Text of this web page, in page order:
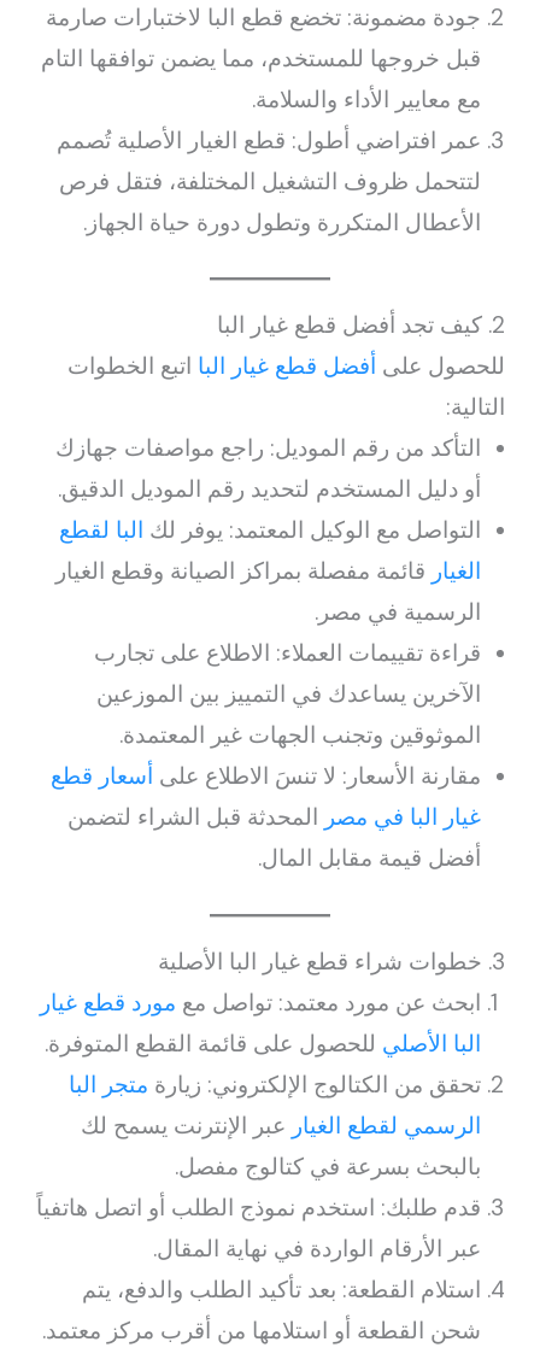
جودة مضمونة: تخضع قطع البا لاختبارات صارمة
قبل خروجها للمستخدم، مما يضمن توافقها التام
مع معايير الأداء والسلامة.
عمر افتراضي أطول: قطع الغيار الأصلية تُصمم
لتتحمل ظروف التشغيل المختلفة، فتقل فرص
الأعطال المتكررة وتطول دورة حياة الجهاز.
2. كيف تجد أفضل قطع غيار البا
للحصول على أفضل قطع غيار البا اتبع الخطوات
التالية:
التأكد من رقم الموديل: راجع مواصفات جهازك
أو دليل المستخدم لتحديد رقم الموديل الدقيق.
التواصل مع الوكيل المعتمد: يوفر لك البا لقطع
الغيار قائمة مفصلة بمراكز الصيانة وقطع الغيار
الرسمية في مصر.
قراءة تقييمات العملاء: الاطلاع على تجارب
الآخرين يساعدك في التمييز بين الموزعين
الموثوقين وتجنب الجهات غير المعتمدة.
مقارنة الأسعار: لا تنسَ الاطلاع على أسعار قطع
غيار البا في مصر المحدثة قبل الشراء لتضمن
أفضل قيمة مقابل المال.
3. خطوات شراء قطع غيار البا الأصلية
ابحث عن مورد معتمد: تواصل مع مورد قطع غيار
البا الأصلي للحصول على قائمة القطع المتوفرة.
تحقق من الكتالوج الإلكتروني: زيارة متجر البا
الرسمي لقطع الغيار عبر الإنترنت يسمح لك
بالبحث بسرعة في كتالوج مفصل.
قدم طلبك: استخدم نموذج الطلب أو اتصل هاتفياً
عبر الأرقام الواردة في نهاية المقال.
استلام القطعة: بعد تأكيد الطلب والدفع، يتم
شحن القطعة أو استلامها من أقرب مركز معتمد.